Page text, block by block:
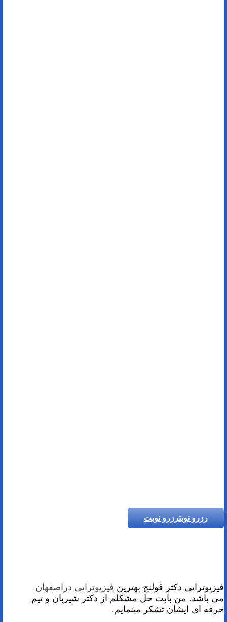
رزرو نوبترزرو نوبت
فیزیوتراپی دکتر قولنج بهترین فیزیوتراپی دراصفهان
می باشد. من بابت حل مشکلم از دکتر شیربان و تیم
حرفه ای ایشان تشکر مینمایم.